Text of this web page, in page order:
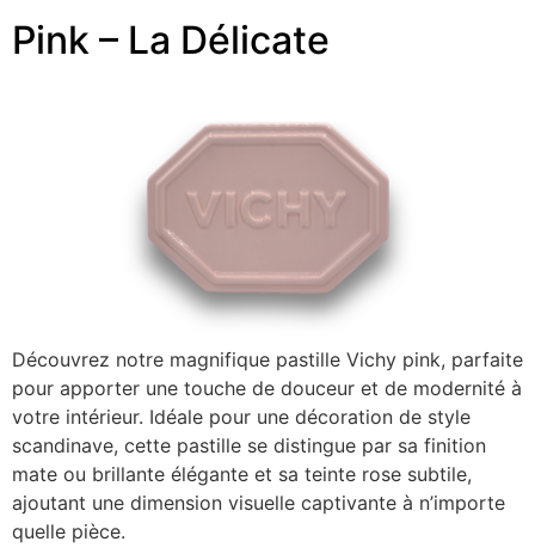
Pink – La Délicate
Découvrez notre magnifique pastille Vichy pink, parfaite
pour apporter une touche de douceur et de modernité à
votre intérieur. Idéale pour une décoration de style
scandinave, cette pastille se distingue par sa finition
mate ou brillante élégante et sa teinte rose subtile,
ajoutant une dimension visuelle captivante à n’importe
quelle pièce.